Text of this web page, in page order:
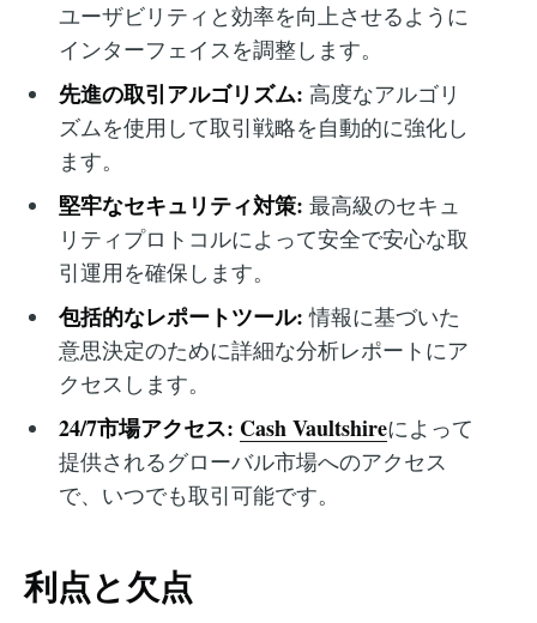
ユーザビリティと効率を向上させるように
インターフェイスを調整します。
先進の取引アルゴリズム: 高度なアルゴリ
ズムを使用して取引戦略を自動的に強化し
ます。
堅牢なセキュリティ対策: 最高級のセキュ
リティプロトコルによって安全で安心な取
引運用を確保します。
包括的なレポートツール: 情報に基づいた
意思決定のために詳細な分析レポートにア
クセスします。
24/7市場アクセス: Cash Vaultshireによって
提供されるグローバル市場へのアクセス
で、いつでも取引可能です。
利点と欠点